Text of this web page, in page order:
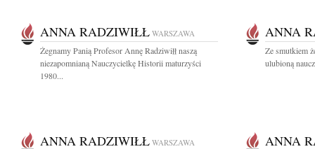
ANNA RADZIWIŁŁ WARSZAWA
Żegnamy Panią Profesor Annę Radziwiłł naszą
niezapomnianą Nauczycielkę Historii maturzyści
1980...
ANNA
Ze smutkiem
ulubioną
ANNA RADZIWIŁŁ WARSZAWA ANNA